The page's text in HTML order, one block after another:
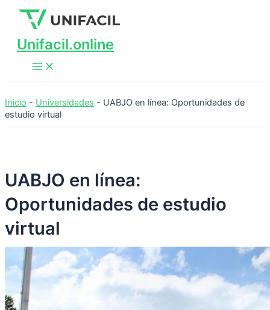
Unifacil.online
Menu
Inicio - Universidades - UABJO en línea: Oportunidades de
estudio virtual
UABJO en línea:
Oportunidades de estudio
virtual